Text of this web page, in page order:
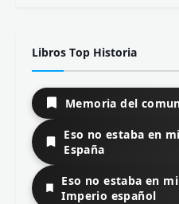
Libros Top Historia
Memoria del
Eso no estaba en
España
Eso no estaba en
Imperio español